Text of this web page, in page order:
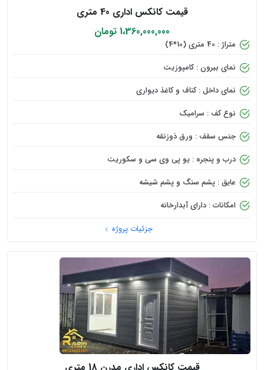
قیمت کانکس اداری 40 متری
1،360,000,000 تومان
متراژ : 40 متری (10*4)
نمای بیرون : کامپوزیت
نمای داخل : کناف و کاغذ دیواری
نوع کف : سرامیک
جنس سقف : ورق ذوزنقه
درب و پنجره : یو پی وی سی و سکوریت
عایق : پشم سنگ و پشم شیشه
امکانات : دارای آبدارخانه
جزئیات پروژه